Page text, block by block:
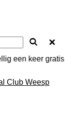
een keer
Club Weesp